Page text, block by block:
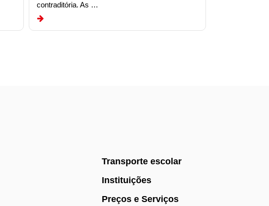
contraditória. As …
Transporte escolar
Instituições
Preços e Serviços